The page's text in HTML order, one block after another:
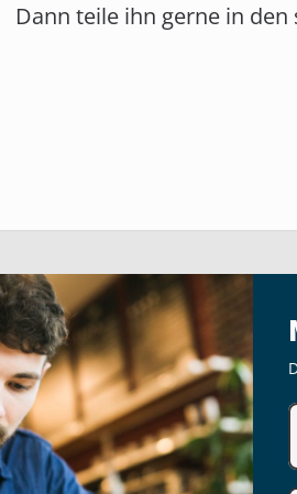
Dann teile ihn gerne in